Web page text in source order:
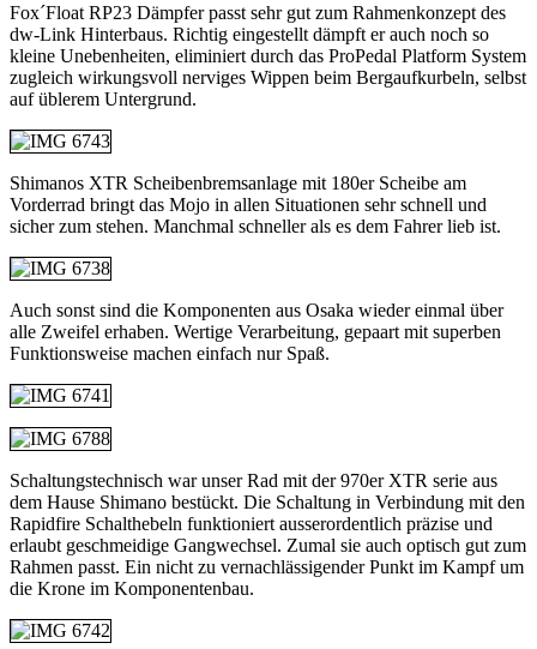
Fox´Float RP23 Dämpfer passt sehr gut zum Rahmenkonzept des
dw-Link Hinterbaus. Richtig eingestellt dämpft er auch noch so
kleine Unebenheiten, eliminiert durch das ProPedal Platform System
zugleich wirkungsvoll nerviges Wippen beim Bergaufkurbeln, selbst
auf üblerem Untergrund.
Shimanos XTR Scheibenbremsanlage mit 180er Scheibe am
Vorderrad bringt das Mojo in allen Situationen sehr schnell und
sicher zum stehen. Manchmal schneller als es dem Fahrer lieb ist.
Auch sonst sind die Komponenten aus Osaka wieder einmal über
alle Zweifel erhaben. Wertige Verarbeitung, gepaart mit superben
Funktionsweise machen einfach nur Spaß.
Schaltungstechnisch war unser Rad mit der 970er XTR serie aus
dem Hause Shimano bestückt. Die Schaltung in Verbindung mit den
Rapidfire Schalthebeln funktioniert ausserordentlich präzise und
erlaubt geschmeidige Gangwechsel. Zumal sie auch optisch gut zum
Rahmen passt. Ein nicht zu vernachlässigender Punkt im Kampf um
die Krone im Komponentenbau.